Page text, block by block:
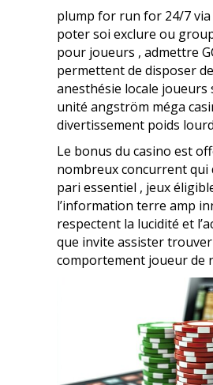
plump for run for 24/7 via
poter soi exclure ou
pour joueurs , admettre
permettent de disposer
anesthésie locale
unité angström méga
divertissement poids
Le bonus du casino est
nombreux concurrent qui
pari essentiel , jeux
l’information terre amp
respectent la lucidité et
que invite assister
comportement joueur de